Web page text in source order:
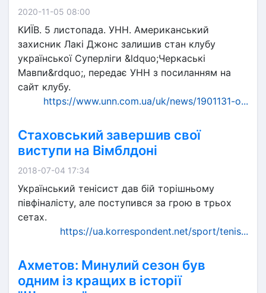
2020-11-05 08:00
КИЇВ. 5 листопада. УНН. Американський
захисник Лакі Джонс залишив стан клубу
української Суперліги &ldquo;Черкаські
Мавпи&rdquo;, передає УНН з посиланням на
сайт клубу.
https://www.unn.com.ua/uk/news/1901131-o...
Стаховський завершив свої
виступи на Вімблдоні
2018-07-04 17:34
Український тенісист дав бій торішньому
півфіналісту, але поступився за грою в трьох
сетах.
https://ua.korrespondent.net/sport/tenis...
Ахметов: Минулий сезон був
одним із кращих в історії